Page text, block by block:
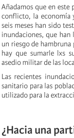
Añadamos que en este
conflicto, la economía
seis meses han sido
inundaciones, que han
un riesgo de
hay que sumarle lxs
asedio militar de las
Las recientes
sanitario para las
utilizado para la
¿Hacia una